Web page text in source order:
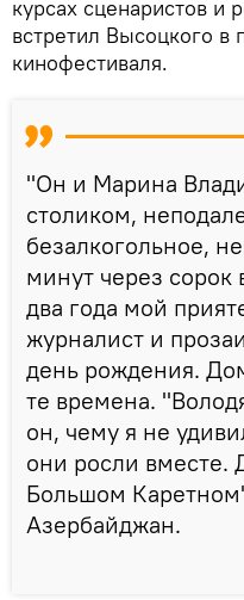
курсах сценаристов и
встретил Высоцкого в
кинофестиваля.
"Он и Марина
столиком,
безалкогольное,
минут через сорок
два года мой
журналист и
день рождения.
те времена.
он, чему я не
они росли вместе.
Большом
Азербайджан.